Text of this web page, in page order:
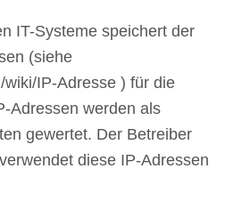
IT-Systeme speichert der
(siehe
IP-Adresse ) für die
Adressen werden als
gewertet. Der Betreiber
diese IP-Adressen